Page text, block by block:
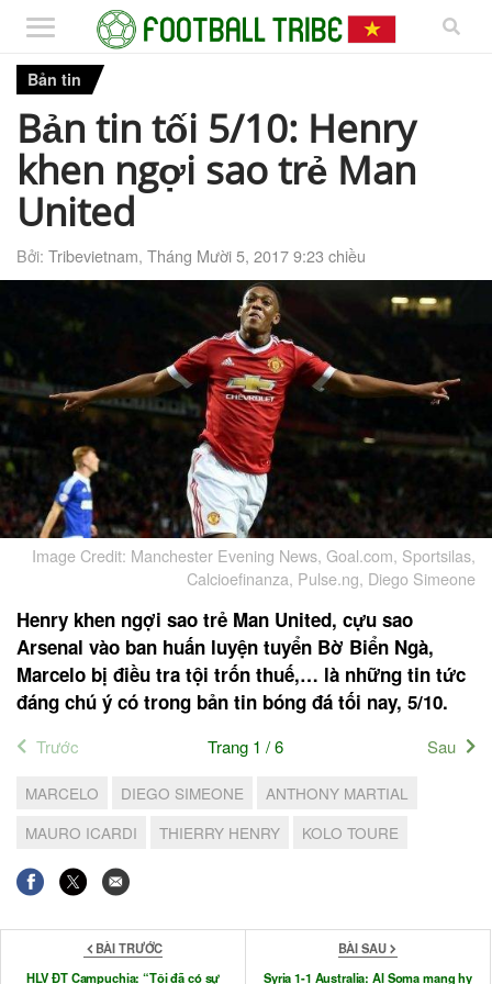
Bản tin
Bản tin tối 5/10: Henry
khen ngợi sao trẻ Man
United
Bởi: Tribevietnam, Tháng Mười 5, 2017 9:23 chiều
Image Credit: Manchester Evening News, Goal.com, Sportsilas,
Calcioefinanza, Pulse.ng, Diego Simeone
Henry khen ngợi sao trẻ Man United, cựu sao
Arsenal vào ban huấn luyện tuyển Bờ Biển Ngà,
Marcelo bị điều tra tội trốn thuế,… là những tin tức
đáng chú ý có trong bản tin bóng đá tối nay, 5/10.
Trước Trang 1 / 6 Sau
MARCELO DIEGO SIMEONE
ANTHONY MARTIAL
MAURO ICARDI
THIERRY HENRY KOLO TOURE
BÀI TRƯỚC
HLV ĐT Campuchia: “Tôi đã có sự
BÀI SAU
Syria 1-1 Australia: Al Soma mang hy